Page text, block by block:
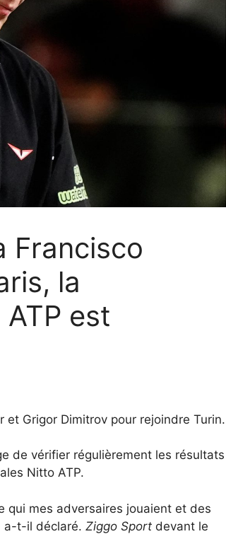
Francisco
la
est
Grigor Dimitrov pour rejoindre Turin.
de vérifier régulièrement les résultats
Nitto ATP.
qui mes adversaires jouaient et des
a-t-il déclaré. Ziggo Sport devant le